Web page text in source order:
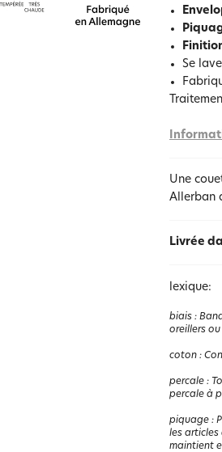
Se
Une
Allerban
Livrée
lexique:
biais :
oreillers
coton :
percale :
percale à
piquage :
les articles
maintient